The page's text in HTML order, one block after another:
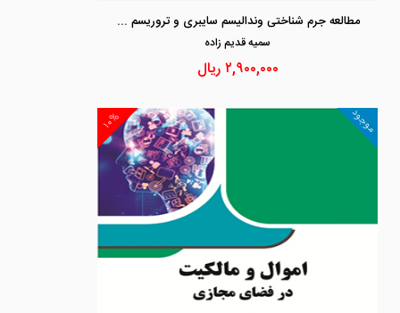
مطالعه جرم شناختی وندالیسم سایبری و تروریسم سایبری و راهکارهای پیشگیری از آنها
سميه قديم زاده
۲,۹۰۰,۰۰۰ریال
۱۰% موجود